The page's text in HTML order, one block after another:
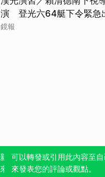
演 登光六64艇下令緊急
鏡報
體驗！一鍵引用此內容，透
輕鬆表達個人立場。
可以轉發或引用此內容至自
來發表您的評論或觀點。